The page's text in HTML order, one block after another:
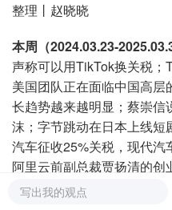
整理丨赵晓晓
本周（2024.03.23-
声称可以用TikTok换关税；
美国团队正在面临中国高
长趋势越来越明显；蔡崇
沫；字节跳动在日本上线
汽车征收25%关税，现代汽
阿里云前副总裁贾扬清的创
写出我的观点